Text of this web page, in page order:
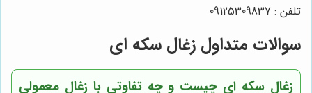
تلفن : 09125309837
سوالات متداول زغال سکه ای
زغال سکه ای چیست و چه تفاوتی با زغال معمولی